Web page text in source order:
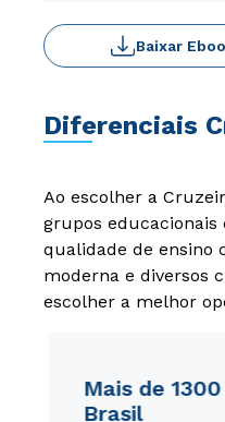
Baixar
Diferenciais
Ao escolher a
grupos educacionais
qualidade de ensino
moderna e diversos
escolher a melhor
Mais de
Brasil